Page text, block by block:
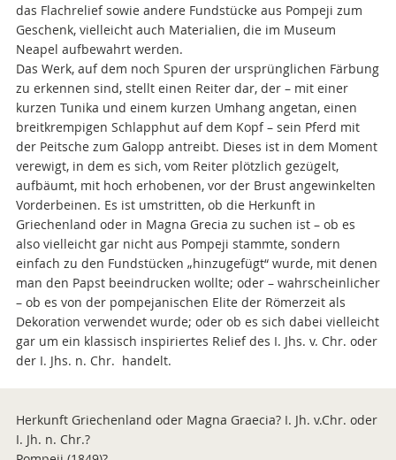
das Flachrelief sowie andere Fundstücke aus Pompeji zum
Geschenk, vielleicht auch Materialien, die im Museum
Neapel aufbewahrt werden.
Das Werk, auf dem noch Spuren der ursprünglichen Färbung
zu erkennen sind, stellt einen Reiter dar, der – mit einer
kurzen Tunika und einem kurzen Umhang angetan, einen
breitkrempigen Schlapphut auf dem Kopf – sein Pferd mit
der Peitsche zum Galopp antreibt. Dieses ist in dem Moment
verewigt, in dem es sich, vom Reiter plötzlich gezügelt,
aufbäumt, mit hoch erhobenen, vor der Brust angewinkelten
Vorderbeinen. Es ist umstritten, ob die Herkunft in
Griechenland oder in Magna Grecia zu suchen ist – ob es
also vielleicht gar nicht aus Pompeji stammte, sondern
einfach zu den Fundstücken „hinzugefügt“ wurde, mit denen
man den Papst beeindrucken wollte; oder – wahrscheinlicher
– ob es von der pompejanischen Elite der Römerzeit als
Dekoration verwendet wurde; oder ob es sich dabei vielleicht
gar um ein klassisch inspiriertes Relief des I. Jhs. v. Chr. oder
der I. Jhs. n. Chr. handelt.
Herkunft Griechenland oder Magna Graecia? I. Jh. v.Chr. oder
I. Jh. n. Chr.?